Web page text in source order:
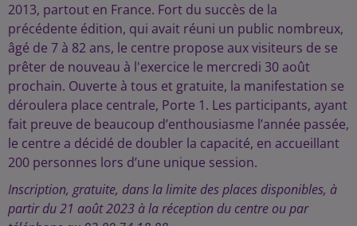
2013, partout en France. Fort du succès de la
précédente édition, qui avait réuni un public nombreux,
âgé de 7 à 82 ans, le centre propose aux visiteurs de se
prêter de nouveau à l'exercice le mercredi 30 août
prochain. Ouverte à tous et gratuite, la manifestation se
déroulera place centrale, Porte 1. Les participants, ayant
fait preuve de beaucoup d’enthousiasme l’année passée,
le centre a décidé de doubler la capacité, en accueillant
200 personnes lors d’une unique session.
Inscription, gratuite, dans la limite des places disponibles, à
partir du 21 août 2023 à la réception du centre ou par